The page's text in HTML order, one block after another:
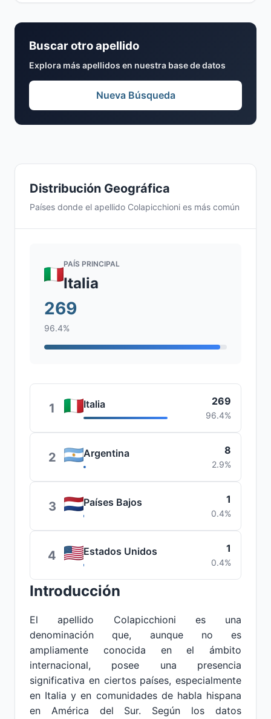
Distribución Geográfica
Países donde el apellido Colapicchioni es más común
PAÍS PRINCIPAL
Italia
269
96.4%
1 Italia 269
96.4%
2 Argentina 8
2.9%
3 Países Bajos 1
0.4%
4 Estados Unidos 1
0.4%
Introducción
El apellido Colapicchioni es una
denominación que, aunque no es
ampliamente conocida en el ámbito
internacional, posee una presencia
significativa en ciertos países, especialmente
en Italia y en comunidades de habla hispana
en América del Sur. Según los datos
Buscar otro apellido
Explora más apellidos en nuestra base de datos
Nueva Búsqueda